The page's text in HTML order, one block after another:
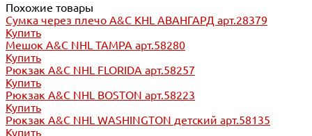
Похожие товары
Сумка через плечо A&C KHL АВАНГАРД арт.28379
Купить
Мешок A&C NHL TAMPA арт.58280
Купить
Рюкзак A&C NHL FLORIDA арт.58257
Купить
Рюкзак A&C NHL BOSTON арт.58223
Купить
Рюкзак A&C NHL WASHINGTON детский арт.58135
Купить